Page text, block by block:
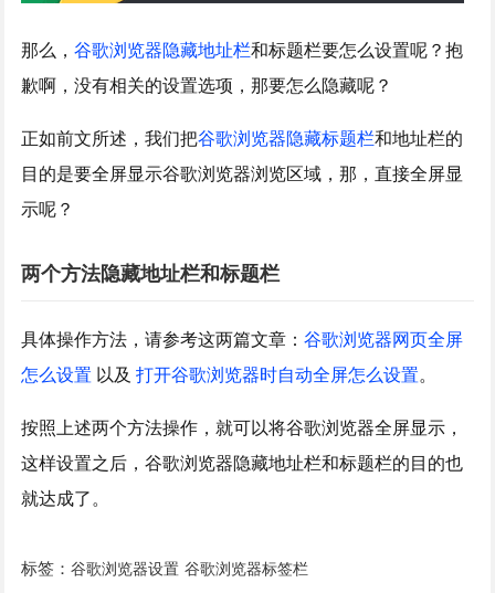
那么，谷歌浏览器隐藏地址栏和标题栏要怎么设置呢？抱
歉啊，没有相关的设置选项，那要怎么隐藏呢？
正如前文所述，我们把谷歌浏览器隐藏标题栏和地址栏的
目的是要全屏显示谷歌浏览器浏览区域，那，直接全屏显
示呢？
两个方法隐藏地址栏和标题栏
具体操作方法，请参考这两篇文章：谷歌浏览器网页全屏
怎么设置 以及打开谷歌浏览器时自动全屏怎么设置。
按照上述两个方法操作，就可以将谷歌浏览器全屏显示，
这样设置之后，谷歌浏览器隐藏地址栏和标题栏的目的也
就达成了。
标签：谷歌浏览器设置 谷歌浏览器标签栏